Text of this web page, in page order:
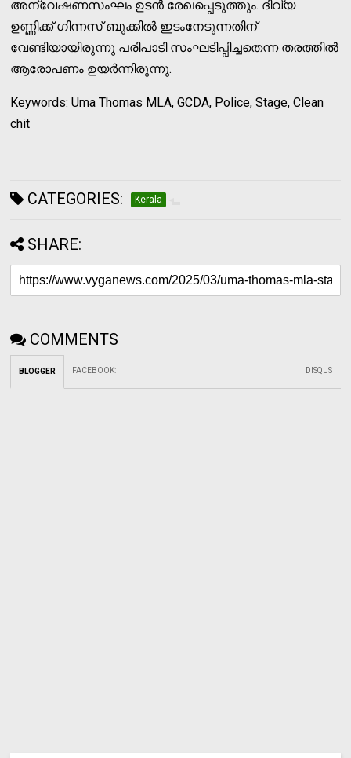
അന്വേഷണസംഘം ഉടന്‍ രേഖപ്പെടുത്തും. ദിവ്യ
ഉണ്ണിക്ക് ഗിന്നസ് ബുക്കില്‍ ഇടംനേടുന്നതിന്
വേണ്ടിയായിരുന്നു പരിപാടി സംഘടിപ്പിച്ചതെന്ന തരത്തില്‍
ആരോപണം ഉയര്‍ന്നിരുന്നു.
Keywords: Uma Thomas MLA, GCDA, Police, Stage, Clean
chit
CATEGORIES: Kerala
SHARE:
COMMENTS
BLOGGER FACEBOOK: DISQUS